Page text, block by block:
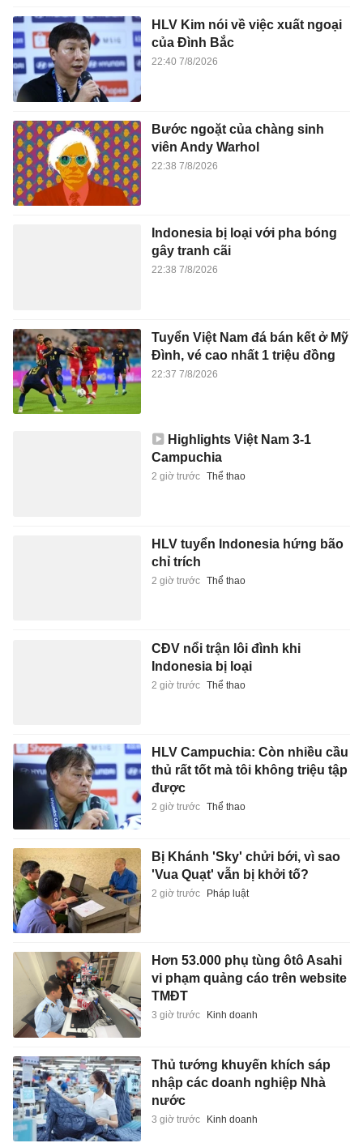
HLV Kim nói về việc xuất ngoại
của Đình Bắc
22:40 7/8/2026
Bước ngoặt của chàng sinh
viên Andy Warhol
22:38 7/8/2026
Indonesia bị loại với pha bóng
gây tranh cãi
22:38 7/8/2026
Tuyển Việt Nam đá bán kết ở Mỹ
Đình, vé cao nhất 1 triệu đồng
22:37 7/8/2026
Highlights Việt Nam 3-1
Campuchia
2 giờ trước Thể thao
HLV tuyển Indonesia hứng bão
chỉ trích
2 giờ trước Thể thao
CĐV nổi trận lôi đình khi
Indonesia bị loại
2 giờ trước Thể thao
HLV Campuchia: Còn nhiều cầu
thủ rất tốt mà tôi không triệu tập
được
2 giờ trước Thể thao
Bị Khánh 'Sky' chửi bới, vì sao
'Vua Quạt' vẫn bị khởi tố?
2 giờ trước Pháp luật
Hơn 53.000 phụ tùng ôtô Asahi
vi phạm quảng cáo trên website
TMĐT
3 giờ trước Kinh doanh
Thủ tướng khuyến khích sáp
nhập các doanh nghiệp Nhà
nước
3 giờ trước Kinh doanh